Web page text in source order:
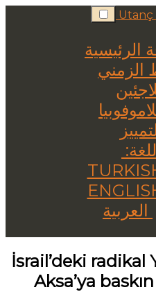
Skip
to
الرئيسية
الزمني
العربية
İsrail’deki radikal
Aksa’ya